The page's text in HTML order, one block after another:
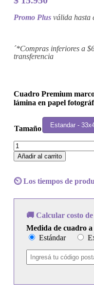
Promo Plus válida hasta
´*Compras inferiores a
transferencia
Cuadro Premium
lámina en papel
Tamaño Estandar -
Cuadro
Goldfrapp
-
Mountain
Añadir al carrito
⏲️ Los tiempos de
🚚 Calcular costo
Medida de cuadro
Estándar